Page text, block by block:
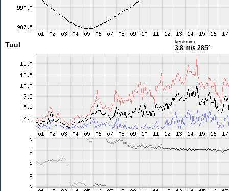
Tuul keskmine
3.8 m/s 285°